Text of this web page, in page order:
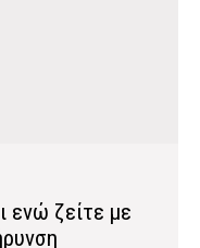
ενώ ζείτε με